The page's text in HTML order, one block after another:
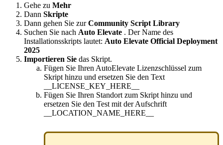
Gehe zu Mehr
Dann Skripte
Dann gehen Sie zur Community Script Library
Suchen Sie nach Auto Elevate . Der Name des
Installationsskripts lautet: Auto Elevate Official Deployment
2025
Importieren Sie das Skript.
Fügen Sie Ihren AutoElevate Lizenzschlüssel zum
Skript hinzu und ersetzen Sie den Text
__LICENSE_KEY_HERE__
Fügen Sie Ihren Standort zum Skript hinzu und
ersetzen Sie den Test mit der Aufschrift
__LOCATION_NAME_HERE__